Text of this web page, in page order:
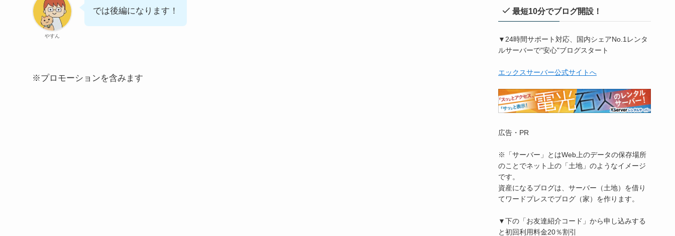
やすん
では後編になります！
※プロモーションを含みます
最短10分でブログ開設！
▼24時間サポート対応、国内シェアNo.1レンタ
ルサーバーで"安心"ブログスタート
エックスサーバー公式サイトへ
広告・PR
※「サーバー」とはWeb上のデータの保存場所
のことでネット上の「土地」のようなイメージ
です。
資産になるブログは、サーバー（土地）を借り
てワードプレスでブログ（家）を作ります。
▼下の「お友達紹介コード」から申し込みする
と初回利用料金20％割引